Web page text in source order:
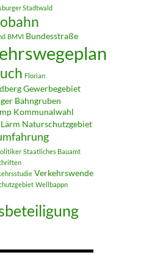
Stadtwald
BMVI Bundesstraße
Florian
Gewerbegebiet
Bahngruben
Kommunalwahl
Lärm Naturschutzgebiet
Staatliches Bauamt
Verkehrswende
Wellbappn